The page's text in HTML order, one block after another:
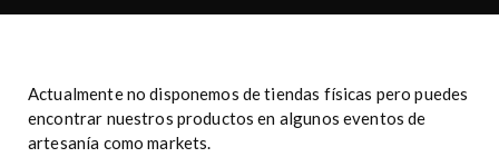
Actualmente no disponemos de tiendas físicas pero puedes
encontrar nuestros productos en algunos eventos de
artesanía como markets.